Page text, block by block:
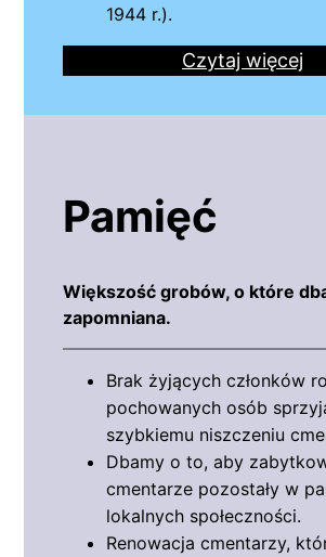
1944 r.).
Czytaj więcej
Pamięć
Większość grobów, o które
zapomniana.
Brak żyjących członków
pochowanych osób
szybkiemu niszczeniu
Dbamy o to, aby
cmentarze pozostały w
lokalnych społeczności.
Renowacja cmentarzy,